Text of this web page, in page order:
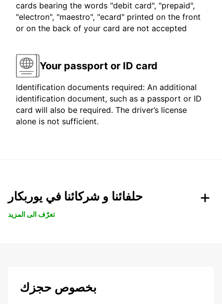
cards bearing the words "debit card", "prepaid",
"electron", "maestro", "ecard" printed on the front
or on the back of your card are not accepted
Your passport or ID card
Identification documents required: An additional
identification document, such as a passport or ID
card will also be required. The driver’s license
alone is not sufficient.
حلفائنا و شركائنا في يوربكار
تعرّف الى المزيد
بخصوص حجزك